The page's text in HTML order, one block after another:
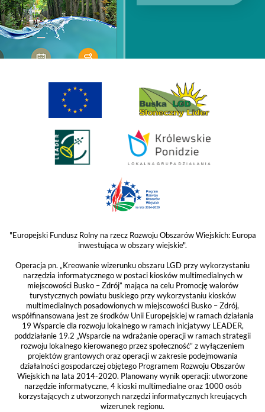
"Europejski Fundusz Rolny na rzecz Rozwoju Obszarów Wiejskich: Europa
inwestująca w obszary wiejskie".
Operacja pn. „Kreowanie wizerunku obszaru LGD przy wykorzystaniu
narzędzia informatycznego w postaci kiosków multimedialnych w
miejscowości Busko – Zdrój” mająca na celu Promocję walorów
turystycznych powiatu buskiego przy wykorzystaniu kiosków
multimedialnych posadowionych w miejscowości Busko – Zdrój,
współfinansowana jest ze środków Unii Europejskiej w ramach działania
19 Wsparcie dla rozwoju lokalnego w ramach inicjatywy LEADER,
poddziałanie 19.2 „Wsparcie na wdrażanie operacji w ramach strategii
rozwoju lokalnego kierowanego przez społeczność” z wyłączeniem
projektów grantowych oraz operacji w zakresie podejmowania
działalności gospodarczej objętego Programem Rozwoju Obszarów
Wiejskich na lata 2014-2020. Planowany wynik operacji: utworzone
narzędzie informatyczne, 4 kioski multimedialne oraz 1000 osób
korzystających z utworzonych narzędzi informatycznych kreujących
wizerunek regionu.